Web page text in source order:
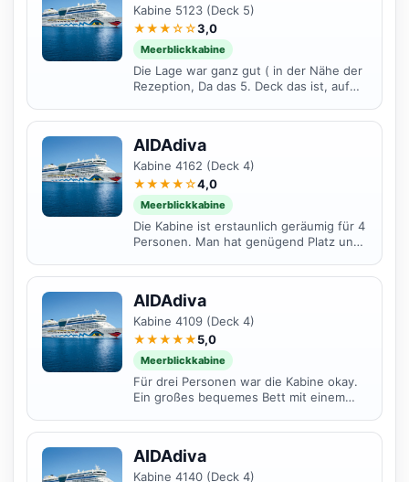
Kabine 5123 (Deck 5)
★★★☆☆3,0
Meerblickkabine
Die Lage war ganz gut ( in der Nähe der
Rezeption, Da das 5. Deck das ist, auf
AIDAdiva
Kabine 4162 (Deck 4)
★★★★☆4,0
Meerblickkabine
Die Kabine ist erstaunlich geräumig für 4
Personen. Man hat genügend Platz und
AIDAdiva
Kabine 4109 (Deck 4)
★★★★★5,0
Meerblickkabine
Für drei Personen war die Kabine okay.
Ein großes bequemes Bett mit einem
AIDAdiva
Kabine 4140 (Deck 4)